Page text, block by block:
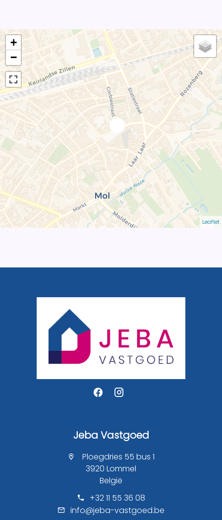
+
−
Leaflet
Jeba Vastgoed
Ploegdries 55 bus 1
3920 Lommel
België
+32 11 55 36 08
info@jeba-vastgoed.be